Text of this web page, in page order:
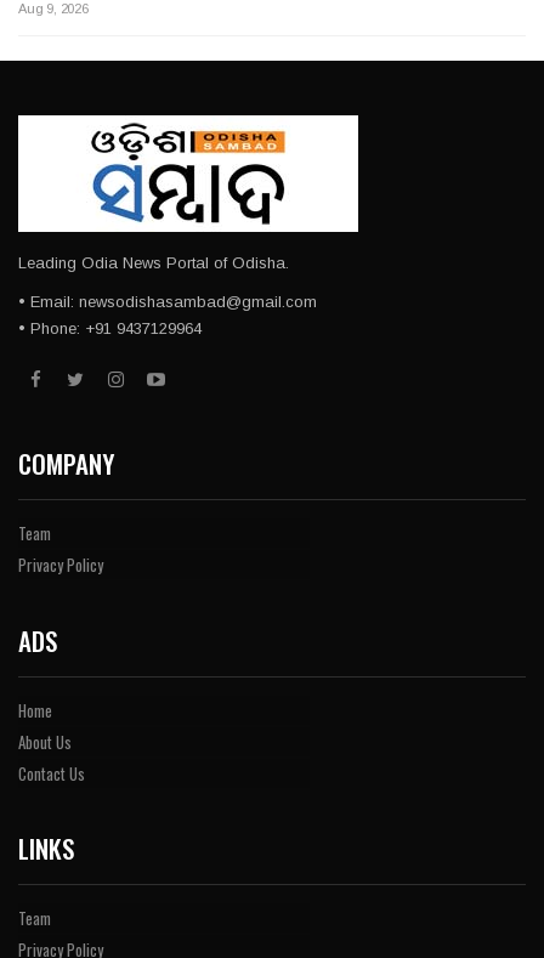
Aug 9, 2026
Leading Odia News Portal of Odisha.
• Email: newsodishasambad@gmail.com
• Phone: +91 9437129964
COMPANY
Team
Privacy Policy
ADS
Home
About Us
Contact Us
LINKS
Team
Privacy Policy